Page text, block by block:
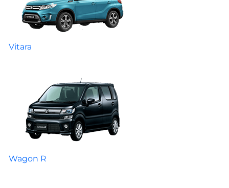
Vitara
Wagon R